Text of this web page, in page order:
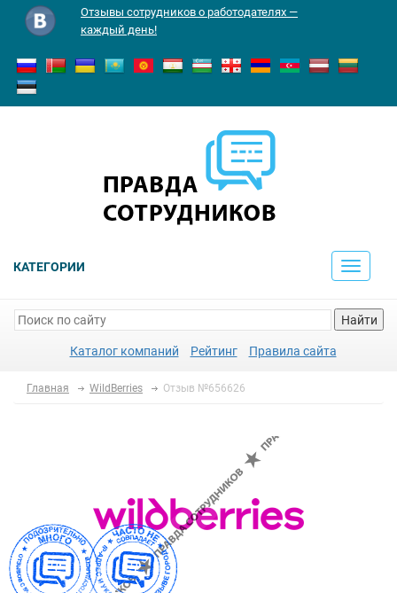
Отзывы сотрудников о работодателях —
каждый день!
КАТЕГОРИИ
Toggle
Найти
Каталог компаний Рейтинг Правила сайта
Главная WildBerries Отзыв №656626